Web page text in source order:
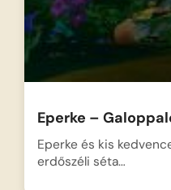
Eperke –
Eperke és kis
erdőszéli séta…